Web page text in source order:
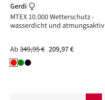
Gerdi
MTEX 10.000 Wetterschutz -
wasserdicht und atmungsaktiv
Ab349,95 € 209,97 €